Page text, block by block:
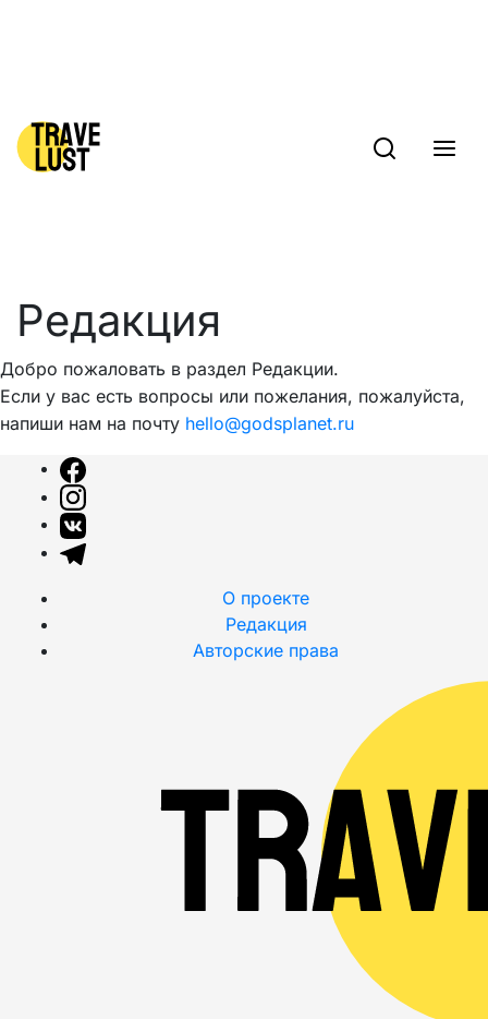
Редакция
Добро пожаловать в раздел Редакции.
Если у вас есть вопросы или пожелания, пожалуйста,
напиши нам на почту hello@godsplanet.ru
О проекте
Редакция
Авторские права